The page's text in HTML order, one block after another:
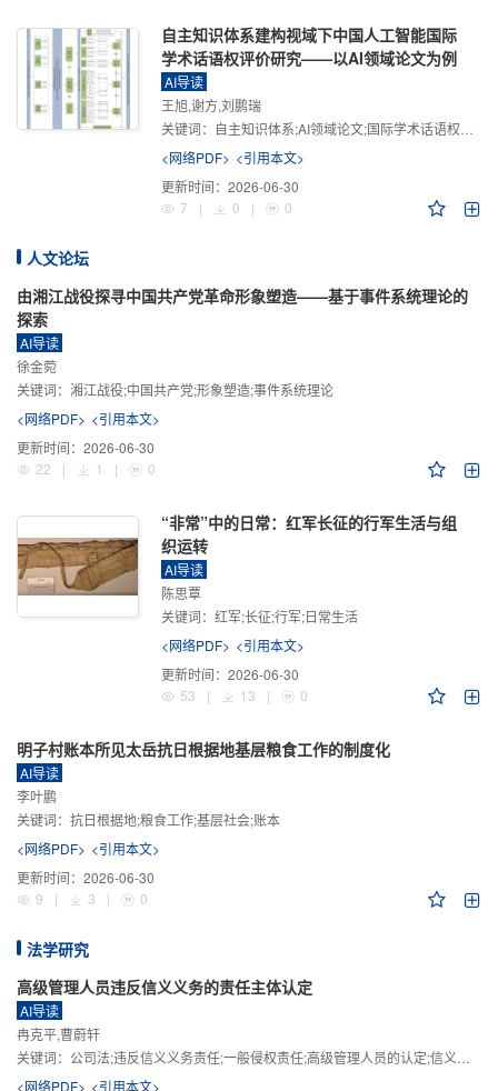
自主知识体系建构视域下中国人工智能国际
学术话语权评价研究——以AI领域论文为例
AI导读
王旭,谢方,刘鹏瑞
关键词： 自主知识体系;AI领域论文;国际学术话语权评价;学术影响力;学术感知力;学术传播力;学术引领力
<网络PDF> <引用本文>
更新时间： 2026-06-30
7
| 0 | 0
人文论坛
由湘江战役探寻中国共产党革命形象塑造——基于事件系统理论的
探索
AI导读
徐金菀
关键词： 湘江战役;中国共产党;形象塑造;事件系统理论
<网络PDF> <引用本文>
更新时间： 2026-06-30
22
| 1 | 0
“非常”中的日常：红军长征的行军生活与组
织运转
AI导读
陈思覃
关键词： 红军;长征;行军;日常生活
<网络PDF> <引用本文>
更新时间： 2026-06-30
53
| 13 | 0
明子村账本所见太岳抗日根据地基层粮食工作的制度化
AI导读
李叶鹏
关键词： 抗日根据地;粮食工作;基层社会;账本
<网络PDF> <引用本文>
更新时间： 2026-06-30
9
| 3 | 0
法学研究
高级管理人员违反信义义务的责任主体认定
AI导读
冉克平,曹蔚轩
关键词： 公司法;违反信义义务责任;一般侵权责任;高级管理人员的认定;信义义务
<网络PDF> <引用本文>